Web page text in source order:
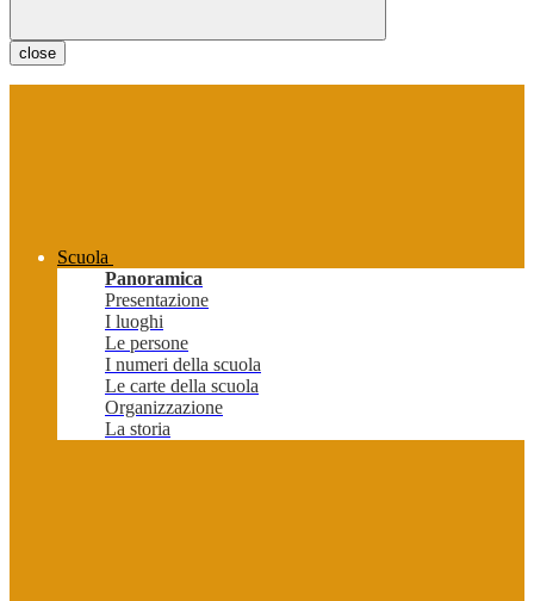
close
Scuola
Panoramica
Presentazione
I luoghi
Le persone
I numeri della scuola
Le carte della scuola
Organizzazione
La storia